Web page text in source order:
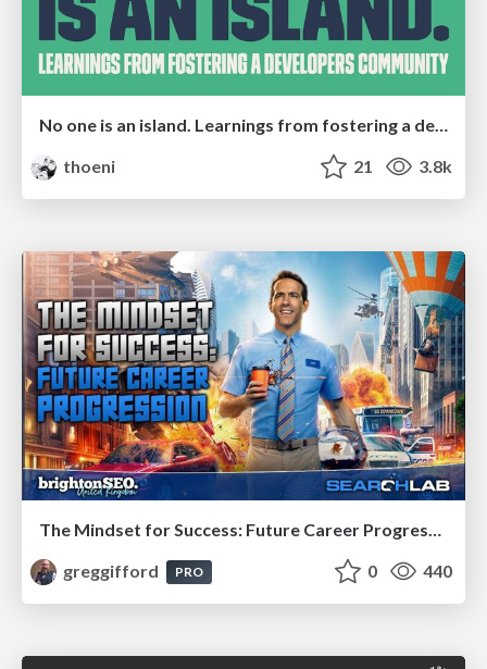
thoeni
21 3.8k
The Mindset for Success: Future Career Progression
greggifford
PRO 0 440